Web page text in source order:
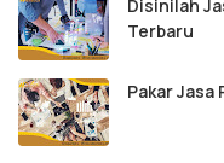
Disinilah
Terbaru
Pakar